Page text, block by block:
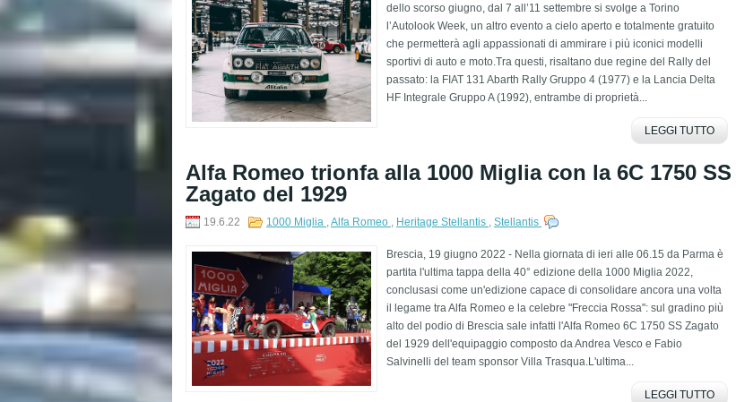
dello scorso giugno, dal 7 all’11 settembre si svolge a Torino
l’Autolook Week, un altro evento a cielo aperto e totalmente gratuito
che permetterà agli appassionati di ammirare i più iconici modelli
sportivi di auto e moto.Tra questi, risaltano due regine del Rally del
passato: la FIAT 131 Abarth Rally Gruppo 4 (1977) e la Lancia Delta
HF Integrale Gruppo A (1992), entrambe di proprietà...
LEGGI TUTTO
Alfa Romeo trionfa alla 1000 Miglia con la 6C 1750 SS
Zagato del 1929
19.6.22 1000 Miglia Alfa Romeo Heritage Stellantis Stellantis
Brescia, 19 giugno 2022 - Nella giornata di ieri alle 06.15 da Parma è
partita l'ultima tappa della 40° edizione della 1000 Miglia 2022,
conclusasi come un'edizione capace di consolidare ancora una volta
il legame tra Alfa Romeo e la celebre "Freccia Rossa": sul gradino più
alto del podio di Brescia sale infatti l'Alfa Romeo 6C 1750 SS Zagato
del 1929 dell'equipaggio composto da Andrea Vesco e Fabio
Salvinelli del team sponsor Villa Trasqua.L'ultima...
LEGGI TUTTO